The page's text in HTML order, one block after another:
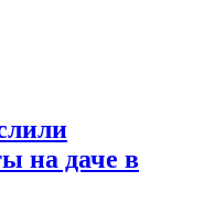
на даче в